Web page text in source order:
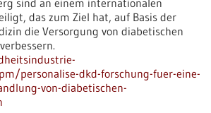
sind an einem internationalen
das zum Ziel hat, auf Basis der
die Versorgung von diabetischen
personalise-dkd-forschung-fuer-eine-
von-diabetischen-